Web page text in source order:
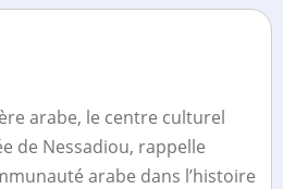
arabe, le centre culturel
de Nessadiou, rappelle
arabe dans l’histoire